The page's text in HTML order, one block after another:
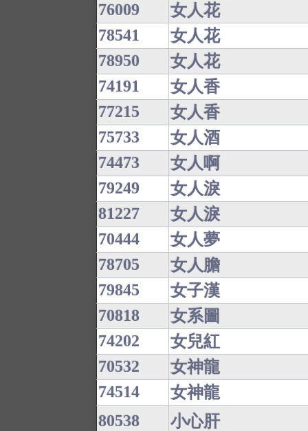
76009
女人花
78541
女人花
78950
女人花
74191
女人香
77215
女人香
75733
女人酒
74473
女人啊
79249
女人淚
81227
女人淚
70444
女人夢
78705
女人膽
79845
女子漢
70818
女系圖
74202
女兒紅
70532
女神龍
74514
女神龍
80538
小心肝